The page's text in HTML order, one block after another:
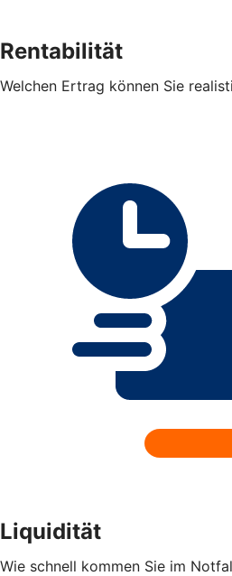
Rentabilität
Welchen Ertrag können Sie
Liquidität
Wie schnell kommen Sie im